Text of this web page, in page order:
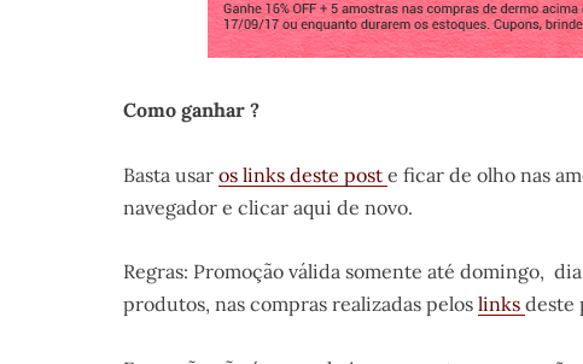
Como ganhar ?
Basta usar os links deste post e ficar de olho nas
navegador e clicar aqui de novo.
Regras: Promoção válida somente até domingo,
produtos, nas compras realizadas pelos links deste